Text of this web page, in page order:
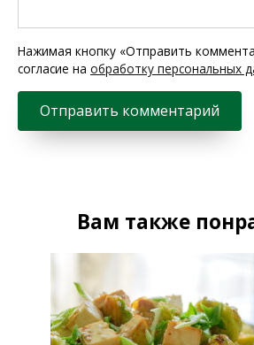
Нажимая кнопку «Отправить
согласие на обработку персональных
Вам также